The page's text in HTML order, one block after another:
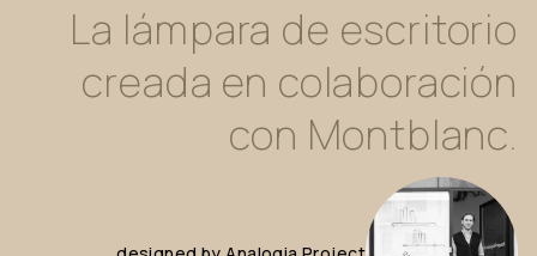
La lámpara de escritorio
creada en colaboración
con Montblanc.